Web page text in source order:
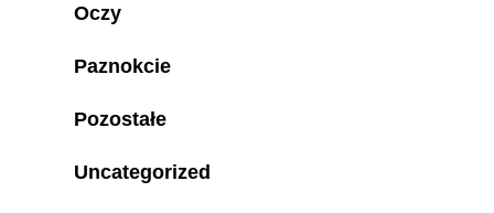
Oczy
Paznokcie
Pozostałe
Uncategorized